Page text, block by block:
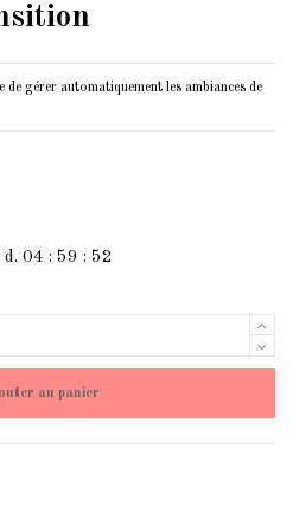
gérer automatiquement les ambiances de
d. 04 : 59 : 52
au panier